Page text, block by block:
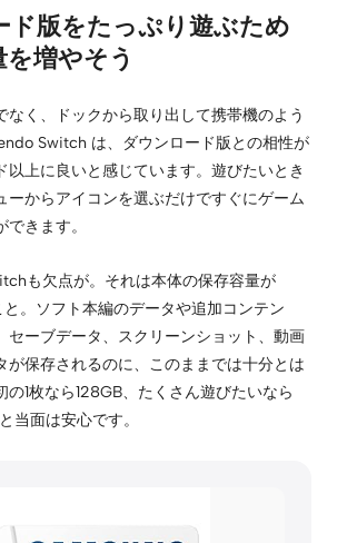
ド版をたっぷり遊ぶため
増やそう
なく、ドックから取り出して携帯機のよう
Switch は、ダウンロード版との相性が
以上に良いと感じています。遊びたいとき
ーからアイコンを選ぶだけですぐにゲーム
きます。
も欠点が。それは本体の保存容量が
。ソフト本編のデータや追加コンテン
セーブデータ、スクリーンショット、動画
が保存されるのに、このままでは十分とは
の1枚なら128GB、たくさん遊びたいなら
当面は安心です。